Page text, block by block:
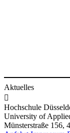
Aktuelles

Hochschule
University of
Münsterstraße 156,